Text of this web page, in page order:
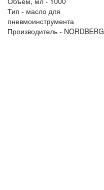
Тип - масло для
пневмоинструмента
Производитель - NORDBERG